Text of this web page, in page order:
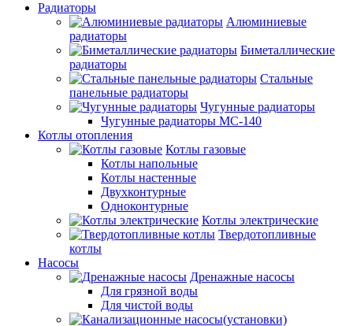
Радиаторы
Алюминиевые
радиаторы
Биметаллические
радиаторы
Стальные
панельные радиаторы
Чугунные радиаторы
Чугунные радиаторы МС-140
Котлы отопления
Котлы газовые
Котлы напольные
Котлы настенные
Двухконтурные
Одноконтурные
Котлы электрические
Твердотопливные
котлы
Насосы
Дренажные насосы
Для грязной воды
Для чистой воды